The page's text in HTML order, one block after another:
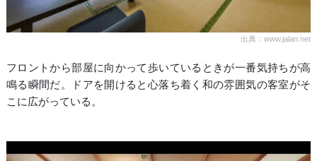
出典：www.jalan.net
フロントから部屋に向かって歩いているときが一番気持ちが高
鳴る瞬間だ。ドアを開けると心落ち着く和の雰囲気の客室がそ
こに広がっている。